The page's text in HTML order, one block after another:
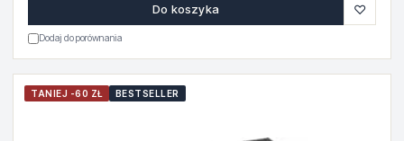
Do koszyka ♡
Dodaj do porównania
TANIEJ -60 ZŁ BESTSELLER